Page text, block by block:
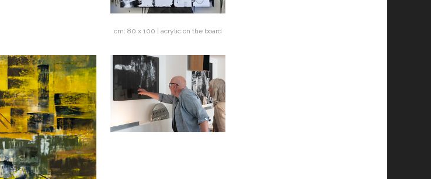
cm: 80 x 100 | acrylic on the board